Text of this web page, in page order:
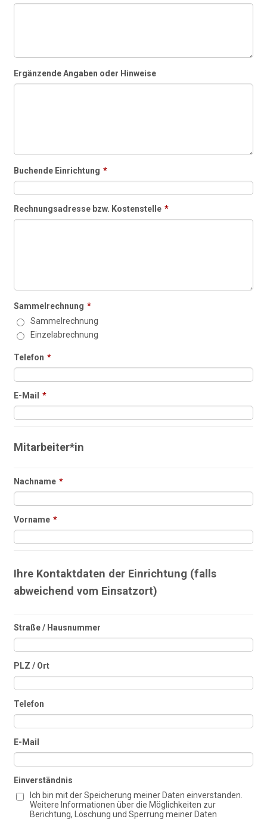
Ergänzende Angaben oder Hinweise
Buchende Einrichtung *
Rechnungsadresse bzw. Kostenstelle *
Sammelrechnung *
Sammelrechnung
Einzelabrechnung
Telefon *
E-Mail *
Mitarbeiter*in
Nachname *
Vorname *
Ihre Kontaktdaten der Einrichtung (falls
abweichend vom Einsatzort)
Straße / Hausnummer
PLZ / Ort
Telefon
E-Mail
Einverständnis
Ich bin mit der Speicherung meiner Daten einverstanden.
Weitere Informationen über die Möglichkeiten zur
Berichtung, Löschung und Sperrung meiner Daten